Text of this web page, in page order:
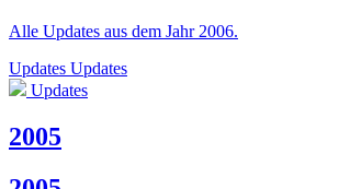
Alle Updates aus dem Jahr 2006.
Updates Updates
Updates
2005